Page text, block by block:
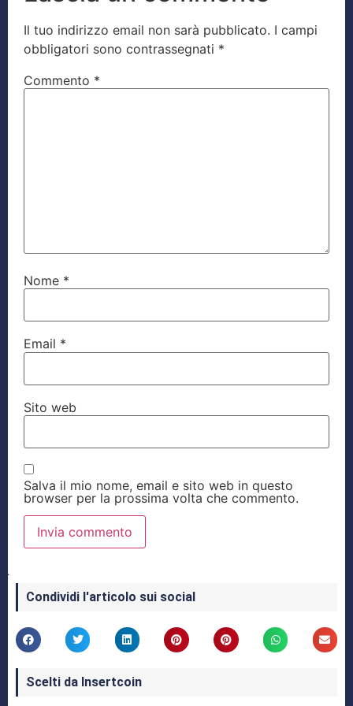
Il tuo indirizzo email non sarà pubblicato. I campi
obbligatori sono contrassegnati *
Commento *
Nome *
Email *
Sito web
Salva il mio nome, email e sito web in questo
browser per la prossima volta che commento.
Condividi l'articolo sui social
Scelti da Insertcoin